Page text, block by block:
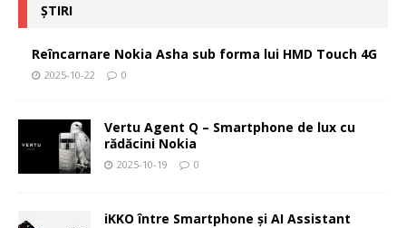
ȘTIRI
Reîncarnare Nokia Asha sub forma lui HMD Touch 4G
2025-10-22 0
Vertu Agent Q – Smartphone de lux cu
rădăcini Nokia
2025-10-19 0
iKKO între Smartphone și AI Assistant